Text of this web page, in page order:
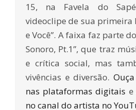
15, na Favela do
videoclipe de sua primeira
e Você”. A faixa faz parte
Sonoro, Pt.1”, que traz
e crítica social, mas
vivências e diversão.
nas plataformas digitais e
no canal do artista no